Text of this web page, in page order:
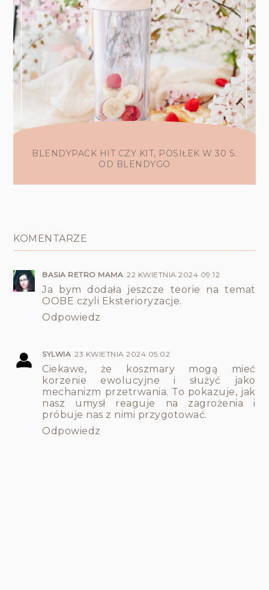
BLENDYPACK HIT CZY KIT, POSIŁEK W 30 S.
OD BLENDYGO
KOMENTARZE
BASIA RETRO MAMA 22 KWIETNIA 2024 09:12
Ja bym dodała jeszcze teorie na temat
OOBE czyli Eksterioryzacje.
Odpowiedz
SYLWIA 23 KWIETNIA 2024 05:02
Ciekawe, że koszmary mogą mieć
korzenie ewolucyjne i służyć jako
mechanizm przetrwania. To pokazuje, jak
nasz umysł reaguje na zagrożenia i
próbuje nas z nimi przygotować.
Odpowiedz